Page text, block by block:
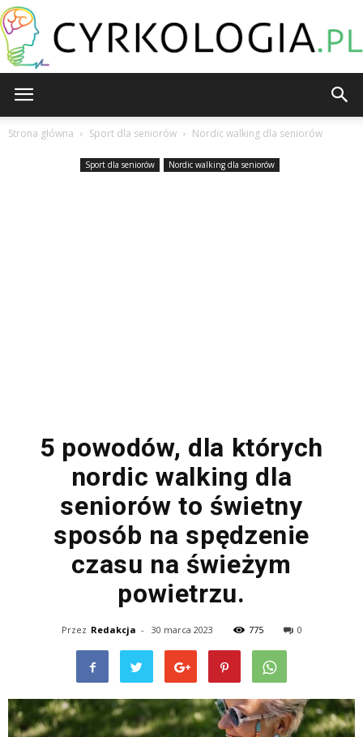
Strona główna Sport dla seniorów Nordic walking dla seniorów
Sport dla seniorów Nordic walking dla seniorów
5 powodów, dla których
nordic walking dla
seniorów to świetny
sposób na spędzenie
czasu na świeżym
powietrzu.
Przez Redakcja - 30 marca 2023 775 0